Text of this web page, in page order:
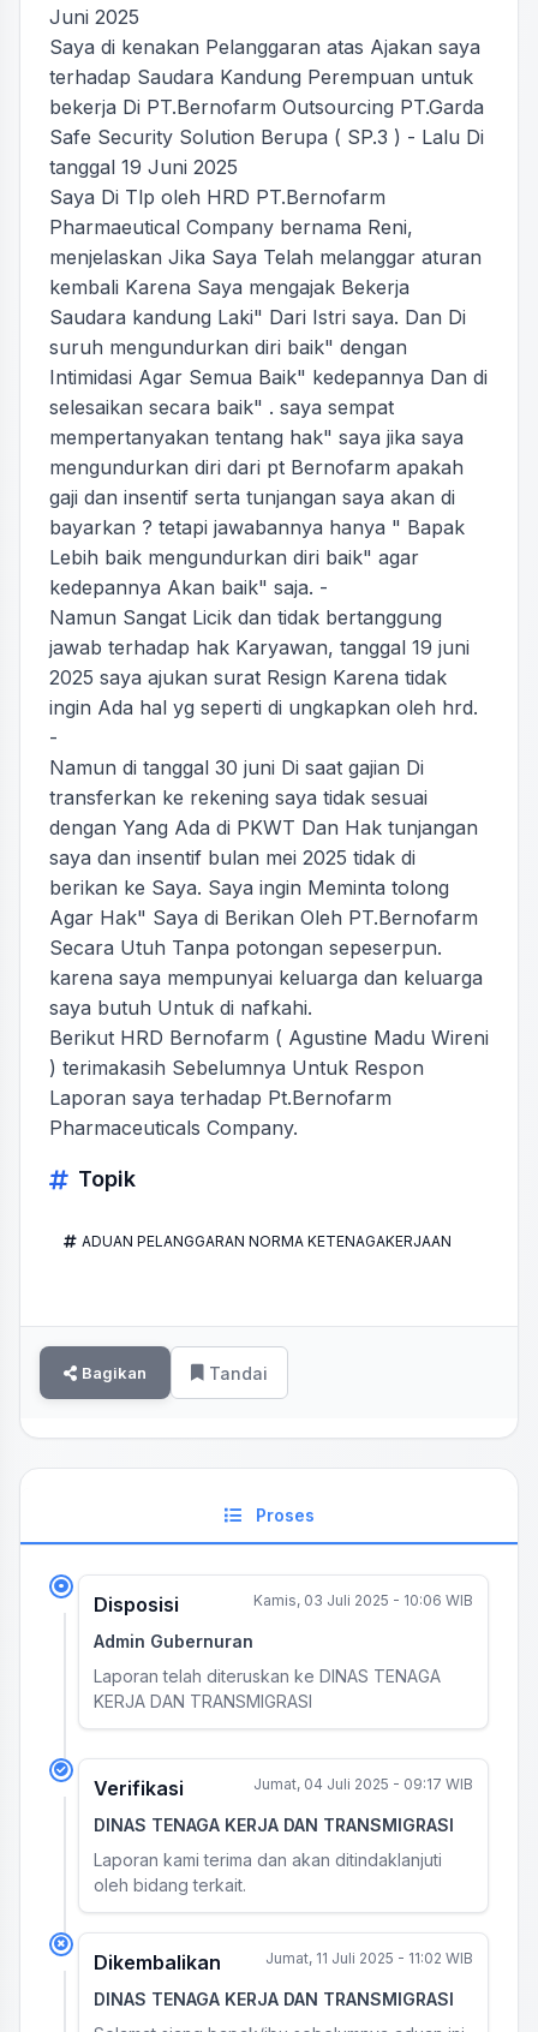
Juni 2025
Saya di kenakan Pelanggaran atas Ajakan saya
terhadap Saudara Kandung Perempuan untuk
bekerja Di PT.Bernofarm Outsourcing PT.Garda
Safe Security Solution Berupa ( SP.3 ) - Lalu Di
tanggal 19 Juni 2025
Saya Di Tlp oleh HRD PT.Bernofarm
Pharmaeutical Company bernama Reni,
menjelaskan Jika Saya Telah melanggar aturan
kembali Karena Saya mengajak Bekerja
Saudara kandung Laki" Dari Istri saya. Dan Di
suruh mengundurkan diri baik" dengan
Intimidasi Agar Semua Baik" kedepannya Dan di
selesaikan secara baik" . saya sempat
mempertanyakan tentang hak" saya jika saya
mengundurkan diri dari pt Bernofarm apakah
gaji dan insentif serta tunjangan saya akan di
bayarkan ? tetapi jawabannya hanya " Bapak
Lebih baik mengundurkan diri baik" agar
kedepannya Akan baik" saja. -
Namun Sangat Licik dan tidak bertanggung
jawab terhadap hak Karyawan, tanggal 19 juni
2025 saya ajukan surat Resign Karena tidak
ingin Ada hal yg seperti di ungkapkan oleh hrd.
-
Namun di tanggal 30 juni Di saat gajian Di
transferkan ke rekening saya tidak sesuai
dengan Yang Ada di PKWT Dan Hak tunjangan
saya dan insentif bulan mei 2025 tidak di
berikan ke Saya. Saya ingin Meminta tolong
Agar Hak" Saya di Berikan Oleh PT.Bernofarm
Secara Utuh Tanpa potongan sepeserpun.
karena saya mempunyai keluarga dan keluarga
saya butuh Untuk di nafkahi.
Berikut HRD Bernofarm ( Agustine Madu Wireni
) terimakasih Sebelumnya Untuk Respon
Laporan saya terhadap Pt.Bernofarm
Pharmaceuticals Company.
Topik
ADUAN PELANGGARAN NORMA KETENAGAKERJAAN
Bagikan Tandai
Proses
Disposisi Kamis, 03 Juli 2025 - 10:06 WIB
Admin Gubernuran
Laporan telah diteruskan ke DINAS TENAGA
KERJA DAN TRANSMIGRASI
Verifikasi Jumat, 04 Juli 2025 - 09:17 WIB
DINAS TENAGA KERJA DAN TRANSMIGRASI
Laporan kami terima dan akan ditindaklanjuti
oleh bidang terkait.
Dikembalikan Jumat, 11 Juli 2025 - 11:02 WIB
DINAS TENAGA KERJA DAN TRANSMIGRASI